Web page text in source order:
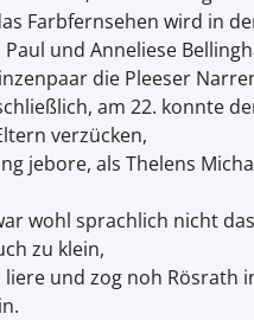
Farbfernsehen wird in
und Anneliese
die Pleeser
am 22. konnte
verzücken,
jebore, als Thelens
wohl sprachlich nicht das
zu klein,
liere und zog noh Rösrath